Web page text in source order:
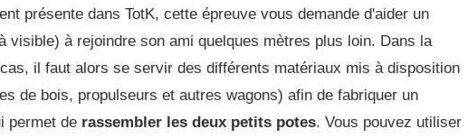
présente dans TotK, cette épreuve vous demande d'aider un
visible) à rejoindre son ami quelques mètres plus loin. Dans la
il faut alors se servir des différents matériaux mis à disposition
de bois, propulseurs et autres wagons) afin de fabriquer un
permet de rassembler les deux petits potes. Vous pouvez utiliser